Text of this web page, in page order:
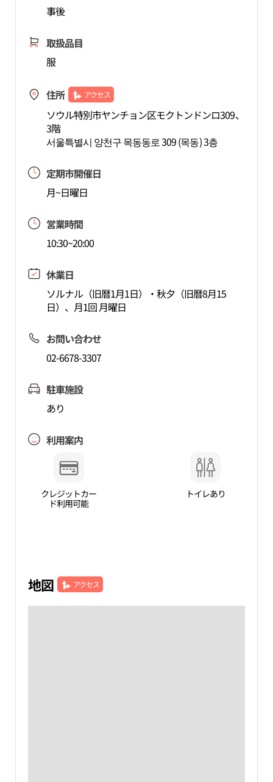
事後
取扱品目
服
住所 アクセス
ソウル特別市ヤンチョン区モクトンドンロ309、
3階
서울특별시 양천구 목동동로 309 (목동) 3층
定期市開催日
月~日曜日
営業時間
10:30~20:00
休業日
ソルナル（旧暦1月1日）・秋夕（旧暦8月15
日）、月1回 月曜日
お問い合わせ
02-6678-3307
駐車施設
あり
利用案内
クレジットカー
ド利用可能
トイレあり
地図 アクセス